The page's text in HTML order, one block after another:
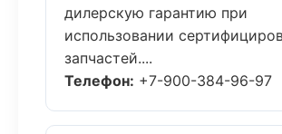
дилерскую гарантию при
использовании
запчастей....
Телефон: +7-900-384-96-97